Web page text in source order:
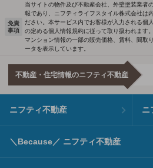
免責
事項
当サイトの物件及び不動産会社、外壁塗装業者
報であり、ニフティライフスタイル株式会社は
ださい。本サービス内でお客様が入力される個
の定める個人情報規約に従って取り扱われます。
マンション情報の一部の販売価格、賃料、間取
ータを表示しています。
不動産・住宅情報のニフティ不動産
ニフティ不動産 ニ
＼Because／ ニフティ不動産